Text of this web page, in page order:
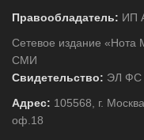
Правообладатель: ИП
Сетевое издание «Нота
СМИ
Свидетельство: ЭЛ ФС
Адрес: 105568, г.
оф.18